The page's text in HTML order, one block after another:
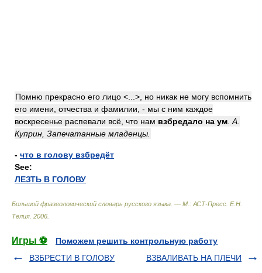
Помню прекрасно его лицо <...>, но никак не могу вспомнить
его имени, отчества и фамилии, - мы с ним каждое
воскресенье распевали всё, что нам взбредало на ум . А.
Куприн, Запечатанные младенцы.
- что в голову взбредёт
See:
ЛЕЗТЬ В ГОЛОВУ
Большой фразеологический словарь русского языка. — М.: АСТ-Пресс Е.Н.
Телия 2006
Игры ⚽
Поможем решить контрольную работу
ВЗБРЕСТИ В ГОЛОВУ
ВЗВАЛИВАТЬ НА ПЛЕЧИ